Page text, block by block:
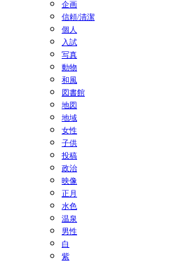
企画
信頼/清潔
個人
入試
写真
動物
和風
図書館
地図
地域
女性
子供
投稿
政治
映像
正月
水色
温泉
男性
白
紫